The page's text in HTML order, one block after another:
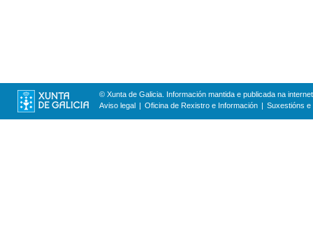
© Xunta de Galicia. Información mantida e publicada na
Aviso legal
Oficina de Rexistro e Información Suxestións e